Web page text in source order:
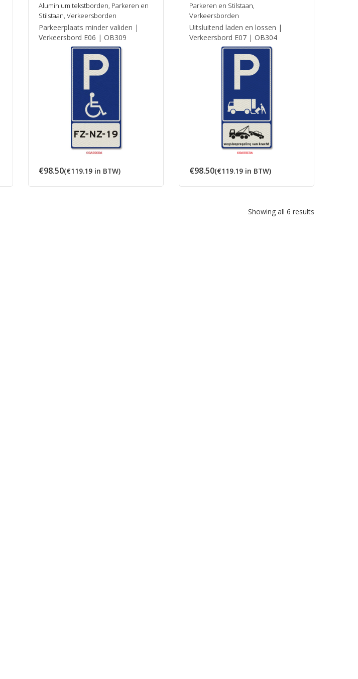
Aluminium tekstborden, Parkeren en
Stilstaan, Verkeersborden
Parkeerplaats minder validen |
Verkeersbord E06 | OB309
€98.50(€119.19in BTW)
Parkeren en Stilstaan,
Verkeersborden
Uitsluitend laden en lossen |
Verkeersbord E07 | OB304
€98.50(€119.19in BTW)
Showing all 6 results